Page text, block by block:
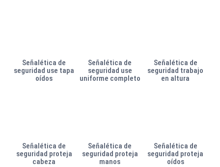
Señalética de
seguridad use tapa
oídos
Señalética de
seguridad use
uniforme completo
Señalética de
seguridad trabajo
en altura
Señalética de
seguridad proteja
cabeza
Señalética de
seguridad proteja
manos
Señalética de
seguridad proteja
oídos